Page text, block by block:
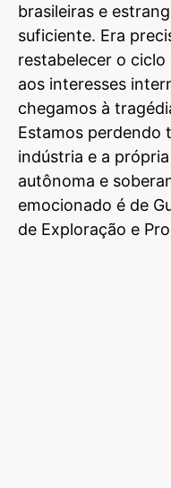
brasileiras e
suficiente. Era
restabelecer o
aos interesses
chegamos à
Estamos perdendo
indústria e a
autônoma e
emocionado é de
de Exploração e